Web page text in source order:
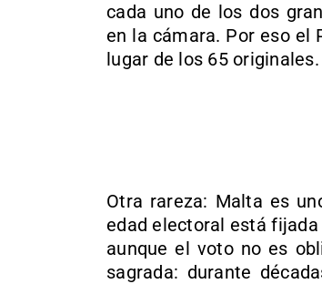
cada uno de los dos
en la cámara. Por eso
lugar de los 65 originales.
Otra rareza: Malta es
edad electoral está
aunque el voto no es
sagrada: durante